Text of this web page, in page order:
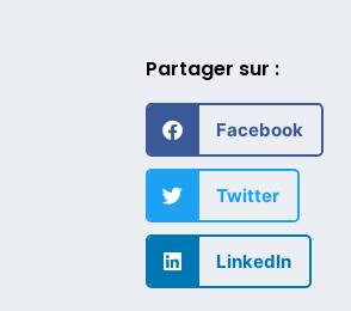
Partager sur :
Facebook
Twitter
LinkedIn